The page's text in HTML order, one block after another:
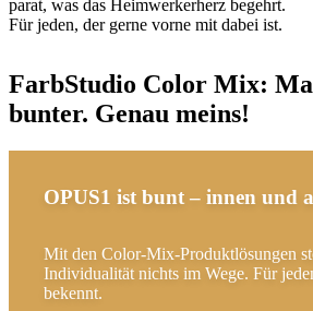
parat, was das Heimwerkerherz begehrt.
Für jeden, der gerne vorne mit dabei ist.
FarbStudio Color Mix:
bunter. Genau meins!
OPUS1 ist bunt – innen und
Mit den Color-Mix-Produktlösungen
Individualität nichts im Wege. Für
bekennt.